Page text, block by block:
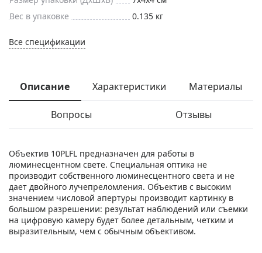
Вес в упаковке
0.135 кг
Все спецификации
Описание Характеристики Материалы
Вопросы Отзывы
Объектив 10PLFL предназначен для работы в
люминесцентном свете. Специальная оптика не
производит собственного люминесцентного света и не
дает двойного лучепреломления. Объектив с высоким
значением числовой апертуры производит картинку в
большом разрешении: результат наблюдений или съемки
на цифровую камеру будет более детальным, четким и
выразительным, чем с обычным объективом.